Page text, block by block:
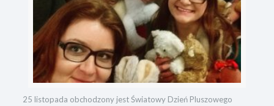
25 listopada obchodzony jest Światowy Dzień Pluszowego